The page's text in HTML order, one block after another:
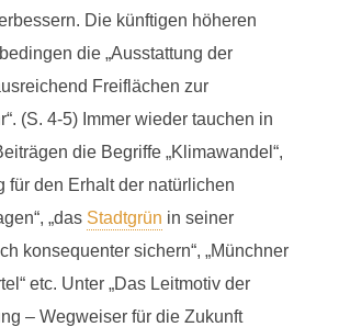
Die künftigen höheren
die „Ausstattung der
Freiflächen zur
(S. 4-5) Immer wieder tauchen in
die Begriffe „Klimawandel“,
für den Erhalt der natürlichen
„das Stadtgrün in seiner
konsequenter sichern“, „Münchner
etc. Unter „Das Leitmotiv der
– Wegweiser für die Zukunft